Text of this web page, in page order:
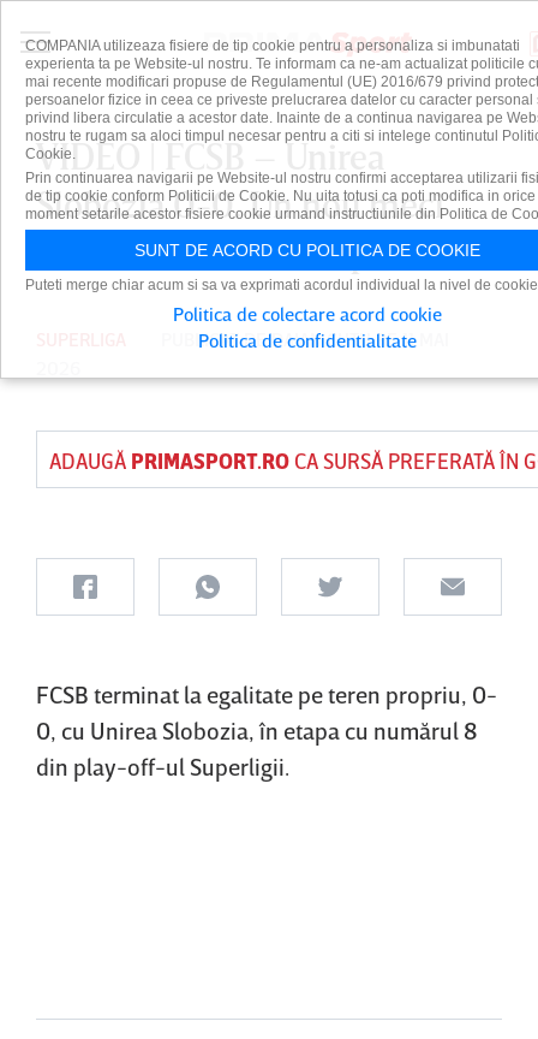
VIDEO | FCSB – Unirea
Slobozia 0-0. Un nou meci
fără strălucire al campioanei
PUBLICAT DEDAIAN CUTUPE 11 MAI
ADAUGĂ PRIMASPORT.ROCA SURSĂ PREFERATĂ ÎN
FCSB terminat la egalitate pe teren propriu, 0-
0, cu Unirea Slobozia, în etapa cu numărul 8
din play-off-ul Superligii.
COMPANIA utilizeaza fisiere de tip cookie pentru a personaliza si imbunatati
experienta ta pe Website-ul nostru. Te informam ca ne-am actualizat politicile
mai recente modificari propuse de Regulamentul (UE) 2016/679 privind
persoanelor fizice in ceea ce priveste prelucrarea datelor cu caracter personal
privind libera circulatie a acestor date. Inainte de a continua navigarea pe
nostru te rugam sa aloci timpul necesar pentru a citi si intelege continutul
Cookie.
Prin continuarea navigarii pe Website-ul nostru confirmi acceptarea utilizarii
de tip cookie conform Politicii de Cookie. Nu uita totusi ca poti modifica in orice
moment setarile acestor fisiere cookie urmand instructiunile din Politica de
SUNT DE ACORD CU POLITICA DE COOKIE
Puteti merge chiar acum si sa va exprimati acordul individual la nivel de
Politica de colectare acord cookie
Politica de confidentialitate